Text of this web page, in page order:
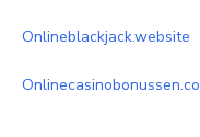
Onlineblackjack.website